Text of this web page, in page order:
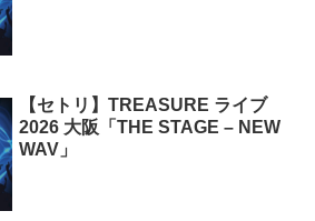
【セトリ】TREASURE ライブ
2026 大阪「THE STAGE – NEW
WAV」